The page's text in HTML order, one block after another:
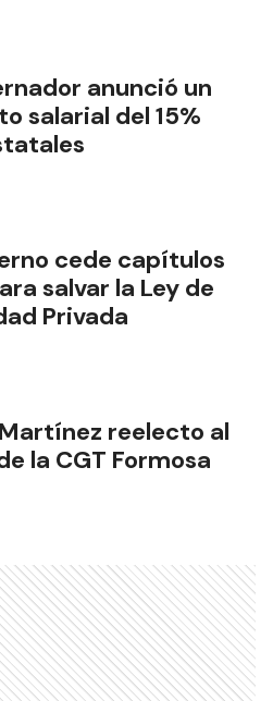
anunció un
salarial del 15%
cede capítulos
salvar la Ley de
Privada
reelecto al
la CGT Formosa